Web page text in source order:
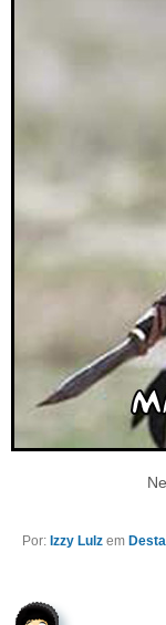
Por: Izzy Lulz em